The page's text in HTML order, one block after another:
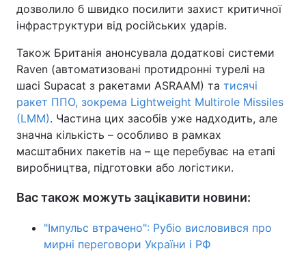
дозволило б швидко посилити захист критичної
інфраструктури від російських ударів.
Також Британія анонсувала додаткові системи
Raven (автоматизовані протидронні турелі на
шасі Supacat з ракетами ASRAAM) та тисячі
ракет ППО, зокрема Lightweight Multirole Missiles
(LMM). Частина цих засобів уже надходить, але
значна кількість – особливо в рамках
масштабних пакетів на – ще перебуває на етапі
виробництва, підготовки або логістики.
Вас також можуть зацікавити новини:
"Імпульс втрачено": Рубіо висловився про
мирні переговори України і РФ